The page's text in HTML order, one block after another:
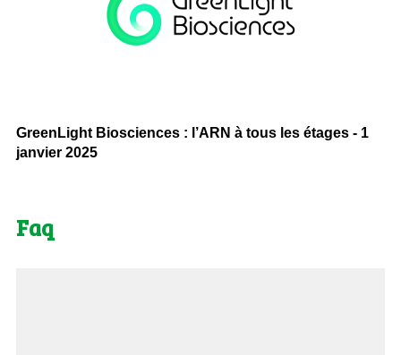
GreenLight Biosciences : l’ARN à tous les étages - 1
janvier 2025
Faq